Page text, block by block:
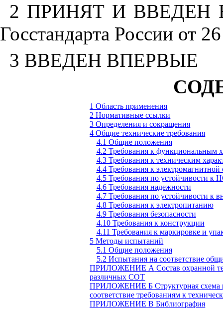
2 ПРИНЯТ И ВВЕДЕН В
Госстандарта России от
3 ВВЕДЕН ВПЕРВЫЕ
1 Область применения
2 Нормативные ссылки
3 Определения и сокращения
4 Общие технические требования
4.1 Общие положения
4.2 Требования к функциональным
4.3 Требования к техническим
4.4 Требования к электромагнитной
4.5 Требования по устойчивости к
4.6 Требования надежности
4.7 Требования по устойчивости к
4.8 Требования к электропитанию
4.9 Требования безопасности
4.10 Требования к конструкции
4.11 Требования к маркировке и
5 Методы испытаний
5.1 Общие положения
5.2 Испытания на соответствие
ПРИЛОЖЕНИЕ А Состав охранной
различных СОТ
ПРИЛОЖЕНИЕ Б Структурная схема
соответствие требованиям к
ПРИЛОЖЕНИЕ В Библиография